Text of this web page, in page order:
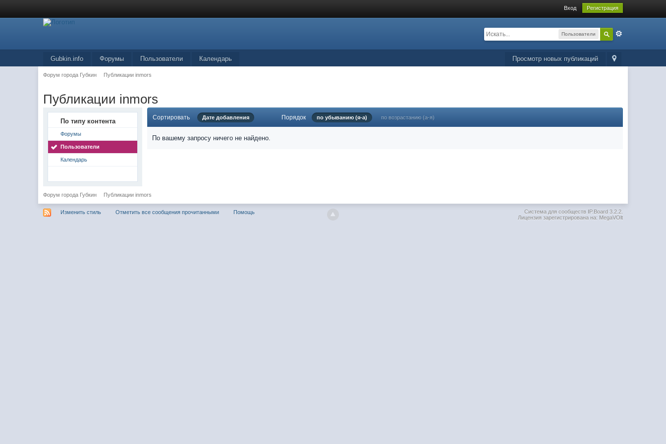
Вход Регистрация
Пользователи
Просмотр новых публикаций
Gubkin.info Форумы Пользователи Календарь
Форум города Губкин Публикации inmors
Публикации inmors
По типу контента
Форумы
Пользователи
Календарь
Сортировать Дате добавления Порядок по убыванию (я-а) по возрастанию (а-я)
По вашему запросу ничего не найдено.
Форум города Губкин Публикации inmors
Изменить стиль Отметить все сообщения прочитанными Помощь Система для сообществ IP.Board 3.2.2.
Лицензия зарегистрирована на: MegaVOlt